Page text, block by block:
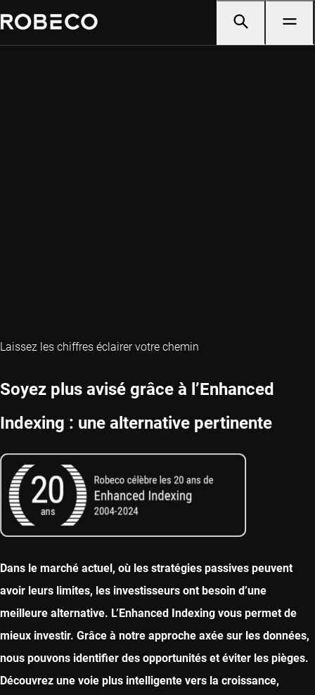
Laissez les chiffres éclairer votre chemin
Soyez plus avisé grâce à l’Enhanced
Indexing : une alternative pertinente
Dans le marché actuel, où les stratégies passives peuvent
avoir leurs limites, les investisseurs ont besoin d’une
meilleure alternative. L’Enhanced Indexing vous permet de
mieux investir. Grâce à notre approche axée sur les données,
nous pouvons identifier des opportunités et éviter les pièges.
Découvrez une voie plus intelligente vers la croissance,